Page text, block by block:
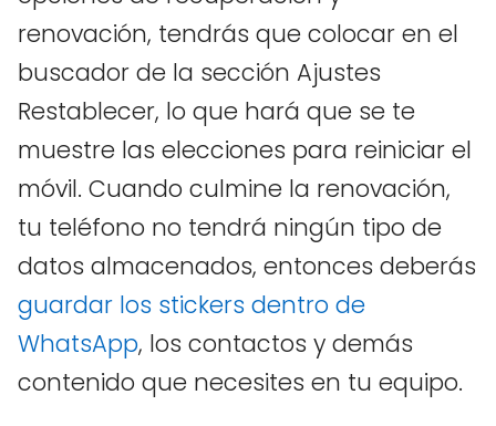
renovación, tendrás que colocar en el
buscador de la sección Ajustes
Restablecer, lo que hará que se te
muestre las elecciones para reiniciar el
móvil. Cuando culmine la renovación,
tu teléfono no tendrá ningún tipo de
datos almacenados, entonces deberás
guardar los stickers dentro de
WhatsApp, los contactos y demás
contenido que necesites en tu equipo.